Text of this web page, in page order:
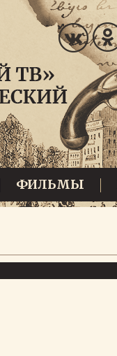
ФИЛЬМЫ